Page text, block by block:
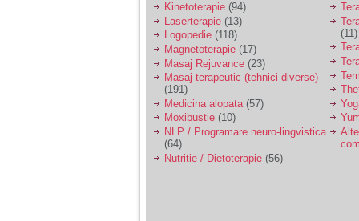
Kinetoterapie (94)
Laserterapie (13)
Logopedie (118)
Magnetoterapie (17)
Masaj Rejuvance (23)
Masaj terapeutic (tehnici diverse)
(191)
Medicina alopata (57)
Moxibustie (10)
NLP / Programare neuro-lingvistica
(64)
Nutritie / Dietoterapie (56)
(11)